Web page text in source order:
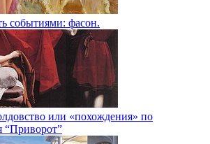
событиями: фасон.
или «похождения» по
“Приворот”